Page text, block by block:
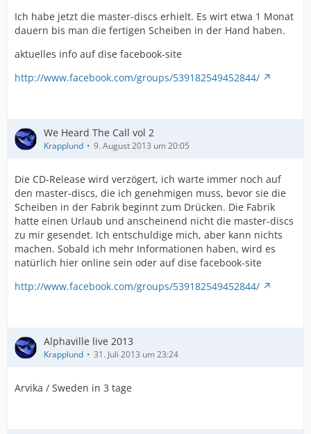
Ich habe jetzt die master-discs erhielt. Es wirt etwa 1 Monat
dauern bis man die fertigen Scheiben in der Hand haben.
aktuelles info auf dise facebook-site
http://www.facebook.com/groups/539182549452844/
We Heard The Call vol 2
Krapplund 9. August 2013 um 20:05
Die CD-Release wird verzögert, ich warte immer noch auf
den master-discs, die ich genehmigen muss, bevor sie die
Scheiben in der Fabrik beginnt zum Drücken. Die Fabrik
hatte einen Urlaub und anscheinend nicht die master-discs
zu mir gesendet. Ich entschuldige mich, aber kann nichts
machen. Sobald ich mehr Informationen haben, wird es
natürlich hier online sein oder auf dise facebook-site
http://www.facebook.com/groups/539182549452844/
Alphaville live 2013
Krapplund 31. Juli 2013 um 23:24
Arvika / Sweden in 3 tage